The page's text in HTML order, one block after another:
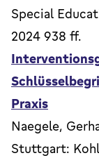
Special
2024 938 ff.
Praxis
Naegele,
Stuttgart: